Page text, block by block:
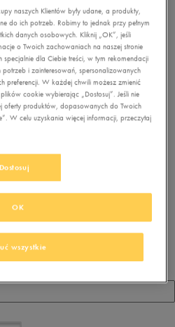
naszych Klientów były udane, a produkty,
do ich potrzeb. Robimy to jednak przy pełnym
danych osobowych. Kliknij „OK”, jeśli
o Twoich zachowaniach na naszej stronie
dla Ciebie treści, w tym rekomendacji
i zainteresowań, spersonalizowanych
preferencji. W każdej chwili możesz zmienić
cookie wybierając „Dostosuj”. Jeśli nie
oferty produktów, dopasowanych do Twoich
W celu uzyskania więcej informacji, przeczytaj
Dostosuj
wszystkie
OK